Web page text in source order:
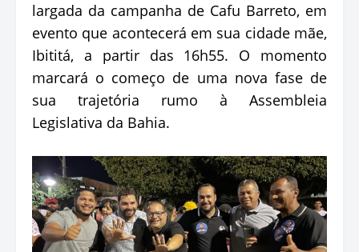
largada da campanha de Cafu Barreto, em
evento que acontecerá em sua cidade mãe,
Ibititá, a partir das 16h55. O momento
marcará o começo de uma nova fase de
sua trajetória rumo à Assembleia
Legislativa da Bahia.